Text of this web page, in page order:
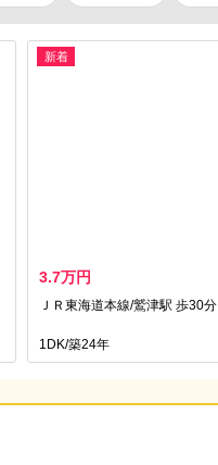
新着
3.7万円
ＪＲ東海道本線/鷲津駅 歩30分
1DK/築24年